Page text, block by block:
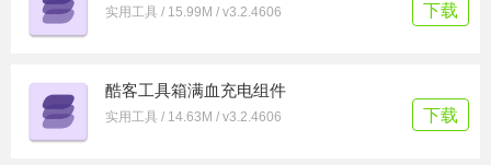
实用工具 / 15.99M / v3.2.4606 下载
酷客工具箱满血充电组件
实用工具 / 14.63M / v3.2.4606 下载